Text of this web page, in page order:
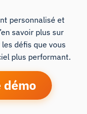
personnalisé et
savoir plus sur
défis que vous
plus performant.
démo